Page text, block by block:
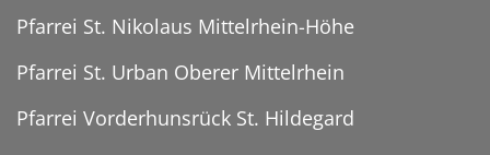
Pfarrei St. Nikolaus Mittelrhein-Höhe
Pfarrei St. Urban Oberer Mittelrhein
Pfarrei Vorderhunsrück St. Hildegard